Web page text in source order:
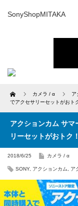
SonyShopMITAKA
Home カメラ / α
ア
でアクセサリーセットがおト
アクションカム サ
リーセットがおトク！
2018/6/25 カメラ / α
SONY, アクションカム ア